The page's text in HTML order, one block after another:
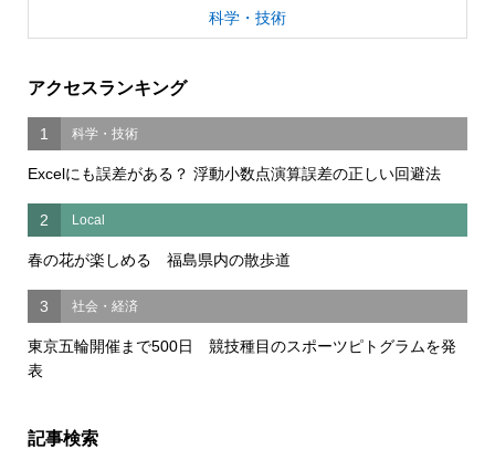
科学・技術
アクセスランキング
1 科学・技術
Excelにも誤差がある？ 浮動小数点演算誤差の正しい回避法
2 Local
春の花が楽しめる 福島県内の散歩道
3 社会・経済
東京五輪開催まで500日 競技種目のスポーツピトグラムを発
表
記事検索